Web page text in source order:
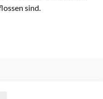
sind.